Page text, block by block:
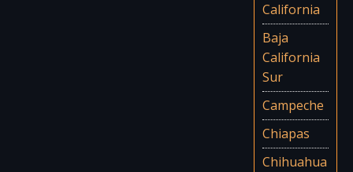
California
Baja
California
Sur
Campeche
Chiapas
Chihuahua